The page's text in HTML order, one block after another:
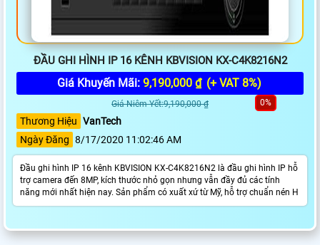
ĐẦU GHI HÌNH IP 16 KÊNH KBVISION KX-C4K8216N2
Giá Khuyến Mãi: 9,190,000 ₫ (+ VAT 8%)
Giá Niêm Yết:9,190,000 ₫ 0%
Thương Hiệu VanTech
Ngày Đăng 8/17/2020 11:02:46 AM
Đầu ghi hình IP 16 kênh KBVISION KX-C4K8216N2 là đầu ghi hình IP hỗ
trợ camera đến 8MP, kích thước nhỏ gọn nhưng vẫn đầy đủ các tính
năng mới nhất hiện nay. Sản phẩm có xuất xứ từ Mỹ, hỗ trợ chuẩn nén H